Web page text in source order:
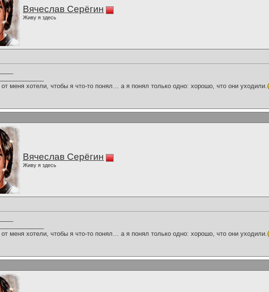
Вячеслав Серёгин
Живу я здесь
меня хотели, чтобы я что-то понял… а я понял только одно: хорошо, что они уходили.
Вячеслав Серёгин
Живу я здесь
меня хотели, чтобы я что-то понял… а я понял только одно: хорошо, что они уходили.